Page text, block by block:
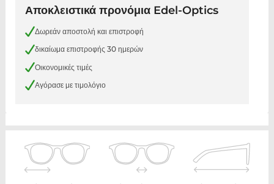
Αποκλειστικά προνόμια Edel-Optics
Δωρεάν αποστολή και επιστροφή
δικαίωμα επιστροφής 30 ημερών
Οικονομικές τιμές
Αγόρασε με τιμολόγιο